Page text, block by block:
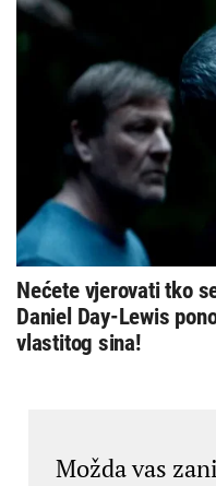
Nećete vjerovati tko
Daniel Day-Lewis
vlastitog sina!
Možda vas